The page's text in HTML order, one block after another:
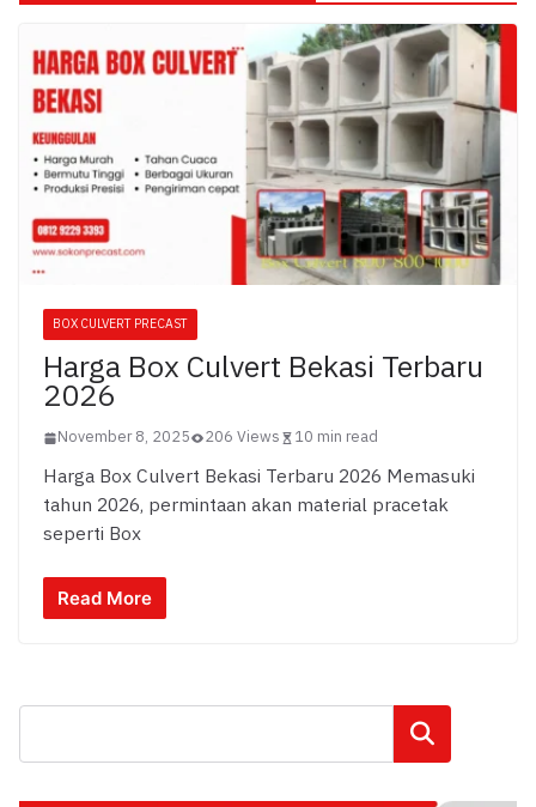
BOX CULVERT PRECAST
Harga Box Culvert Bekasi Terbaru
2026
November 8, 2025 206 Views 10 min read
Harga Box Culvert Bekasi Terbaru 2026 Memasuki
tahun 2026, permintaan akan material pracetak
seperti Box
Read More
Cari